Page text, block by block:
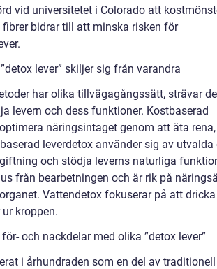
vid universitetet i Colorado att
bidrar till att minska risken för
lever” skiljer sig från varandra
har olika tillvägagångssätt, strävar
levern och dess funktioner. Kostbaserad
näringsintaget genom att äta rena,
leverdetox använder sig av utvalda
och stödja leverns naturliga
från bearbetningen och är rik på
Vattendetox fokuserar på att
kroppen.
och nackdelar med olika ”detox lever”
i århundraden som en del av traditionell